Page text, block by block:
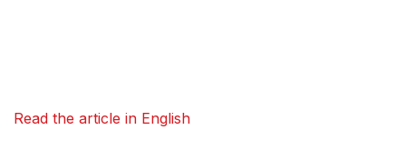
Read the article in English